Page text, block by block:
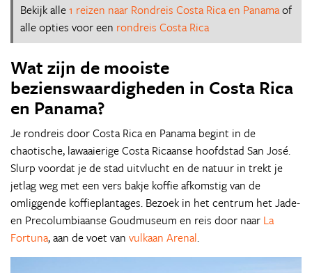
Bekijk alle1 reizen naar Rondreis Costa Rica en Panamaof
alle opties voor een rondreis Costa Rica
Wat zijn de mooiste
bezienswaardigheden in Costa Rica
en Panama?
Je rondreis door Costa Rica en Panama begint in de
chaotische, lawaaierige Costa Ricaanse hoofdstad San José.
Slurp voordat je de stad uitvlucht en de natuur in trekt je
jetlag weg met een vers bakje koffie afkomstig van de
omliggende koffieplantages. Bezoek in het centrum het Jade-
en Precolumbiaanse Goudmuseum en reis door naar La
Fortuna, aan de voet van vulkaan Arenal.